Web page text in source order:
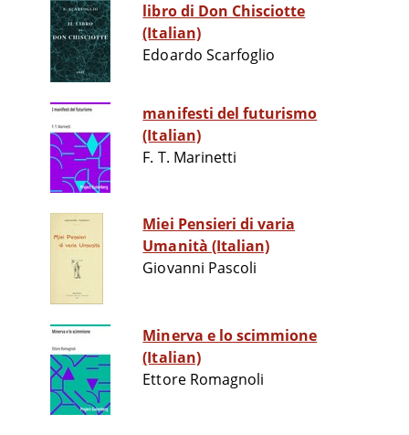
libro di Don Chisciotte
(Italian)
Edoardo Scarfoglio
manifesti del futurismo
(Italian)
F. T. Marinetti
Miei Pensieri di varia
Umanità (Italian)
Giovanni Pascoli
Minerva e lo scimmione
(Italian)
Ettore Romagnoli